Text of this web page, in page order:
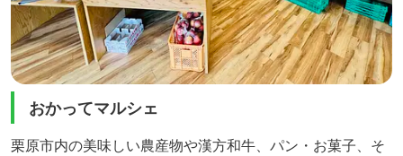
おかってマルシェ
栗原市内の美味しい農産物や漢方和牛、パン・お菓子、そ